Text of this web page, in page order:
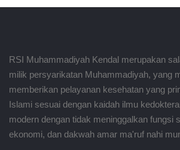
RSI Muhammadiyah Kendal merupakan
milik persyarikatan Muhammadiyah, yang
memberikan pelayanan kesehatan yang
Islami sesuai dengan kaidah ilmu
modern dengan tidak meninggalkan fungsi
ekonomi, dan dakwah amar ma'ruf nahi